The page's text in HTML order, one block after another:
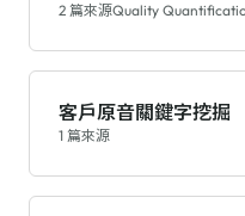
2 篇來源Quality
客戶原音關鍵字挖掘
1 篇來源